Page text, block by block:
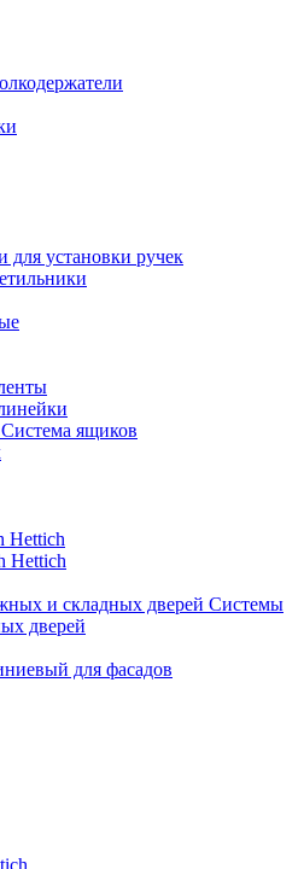
установки ручек
Система ящиков
Hettich
Hettich
Системы
дверей
для фасадов